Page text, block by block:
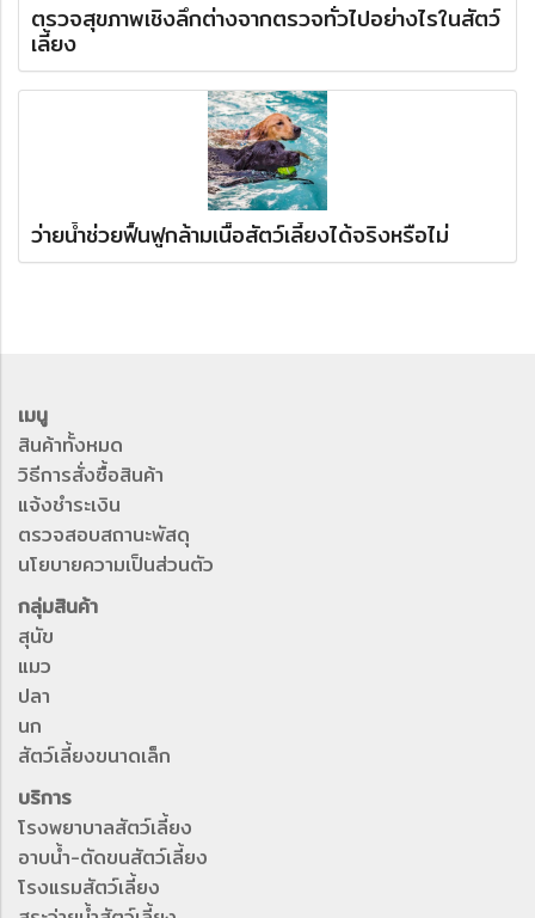
ตรวจสุขภาพเชิงลึกต่างจากตรวจทั่วไปอย่างไรในสัตว์
เลี้ยง
ว่ายน้ำช่วยฟื้นฟูกล้ามเนื้อสัตว์เลี้ยงได้จริงหรือไม่
เมนู
สินค้าทั้งหมด
วิธีการสั่งซื้อสินค้า
แจ้งชำระเงิน
ตรวจสอบสถานะพัสดุ
นโยบายความเป็นส่วนตัว
กลุ่มสินค้า
สุนัข
แมว
ปลา
นก
สัตว์เลี้ยงขนาดเล็ก
บริการ
โรงพยาบาลสัตว์เลี้ยง
อาบน้ำ-ตัดขนสัตว์เลี้ยง
โรงแรมสัตว์เลี้ยง